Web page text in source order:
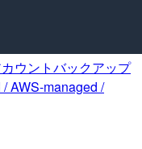
ウントバックアップ
AWS-managed /